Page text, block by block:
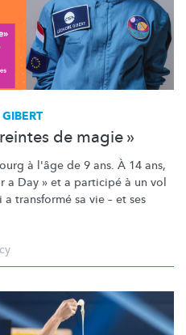
de magie »
à l'âge de 9 ans. À 14 ans,
a Day » et a participé à un vol
transformé sa vie – et ses